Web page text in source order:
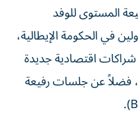
المستوى للوفد
في الحكومة الإيطالية،
اقتصادية جديدة
فضلاً عن جلسات رفيعة